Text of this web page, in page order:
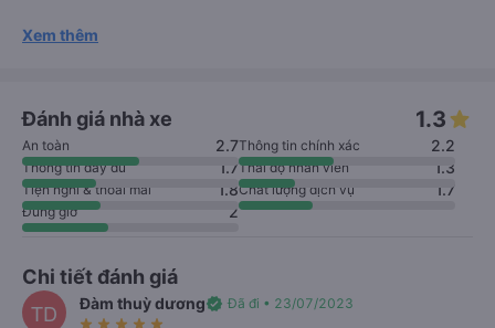
Xem thêm
Đánh giá nhà xe 1.3
An toàn
Tiện nghi & thoải mái
Đúng giờ